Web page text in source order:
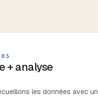
03
+ analyse
les données avec un